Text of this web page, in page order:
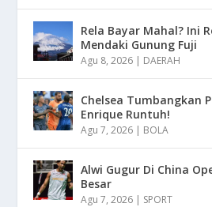
Rela Bayar Mahal? Ini
Mendaki Gunung Fuji
Agu 8, 2026 | DAERAH
Chelsea Tumbangkan
Enrique Runtuh!
Agu 7, 2026 | BOLA
Alwi Gugur Di China
Besar
Agu 7, 2026 | SPORT